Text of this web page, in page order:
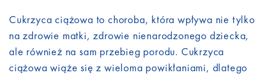
Cukrzyca ciążowa to choroba, która wpływa nie tylko
na zdrowie matki, zdrowie nienarodzonego dziecka,
ale również na sam przebieg porodu. Cukrzyca
ciążowa wiąże się z wieloma powikłaniami, dlatego